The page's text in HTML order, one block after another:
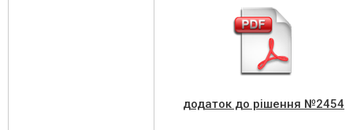
додаток до рішення №2454